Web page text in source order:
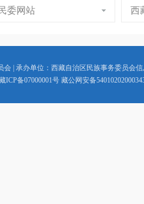
委网站 西
会 | 承办单位：西藏自治区民族事务委员会
ICP备07000001号 藏公网安备